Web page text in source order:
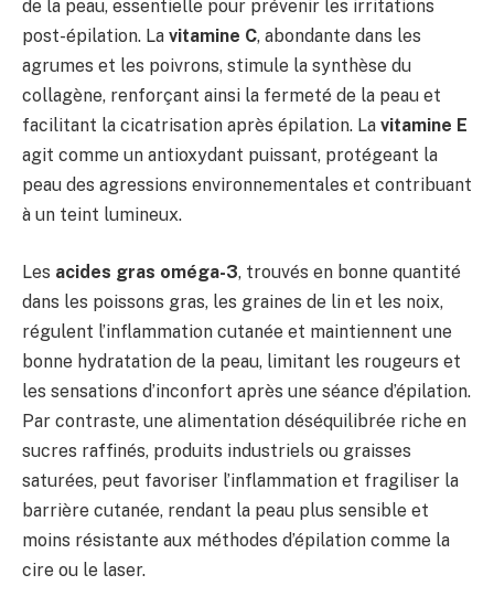
de la peau, essentielle pour prévenir les irritations
post-épilation. La vitamine C, abondante dans les
agrumes et les poivrons, stimule la synthèse du
collagène, renforçant ainsi la fermeté de la peau et
facilitant la cicatrisation après épilation. La vitamine E
agit comme un antioxydant puissant, protégeant la
peau des agressions environnementales et contribuant
à un teint lumineux.
Les acides gras oméga-3, trouvés en bonne quantité
dans les poissons gras, les graines de lin et les noix,
régulent l’inflammation cutanée et maintiennent une
bonne hydratation de la peau, limitant les rougeurs et
les sensations d’inconfort après une séance d’épilation.
Par contraste, une alimentation déséquilibrée riche en
sucres raffinés, produits industriels ou graisses
saturées, peut favoriser l’inflammation et fragiliser la
barrière cutanée, rendant la peau plus sensible et
moins résistante aux méthodes d’épilation comme la
cire ou le laser.